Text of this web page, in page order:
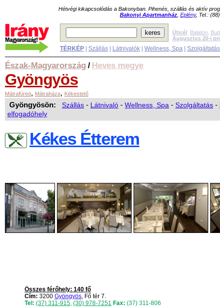
Hétvégi kikapcsolódás a Bakonyban. Pihenés, szállás és aktív
Bakonyi Apartmanház Eplény, Tel.:
Úticél: Balaton
Augusztus 20-i
TÉRKÉP Szállás Látnivalók Wellness, Spa
Észak-Magyarország / Heves megye
Gyöngyös
Mátrafüred, Mátraháza, Kékestető
Gyöngyösön: Szállás - Látnivaló - Wellness, Spa - Szolgáltatás -
elfogadóhely
Kékes Étterem
Összes férőhely: 140 fő
Cím: 3200 Gyöngyös, Fő tér 7.
Tel: (37) 311-915, (30) 978-7251 Fax: (37) 311-806